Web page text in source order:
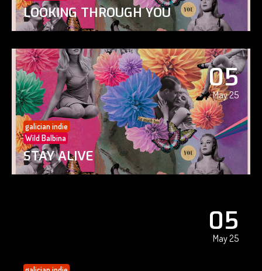
LOOKING THROUGH YOU
05
May 25
galician indie
Wild Balbina
STAY ALIVE
05
May 25